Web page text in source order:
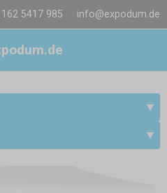
5417 985 info@expodum.de